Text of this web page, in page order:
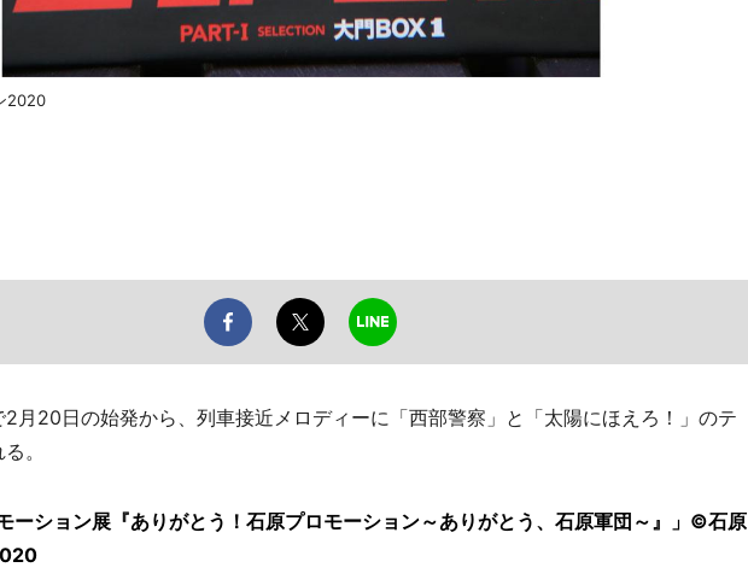
2020
月20日の始発から、列車接近メロディーに「西部警察」と「太陽にほえろ！」のテ
。
ーション展『ありがとう！石原プロモーション～ありがとう、石原軍団～』」©石原